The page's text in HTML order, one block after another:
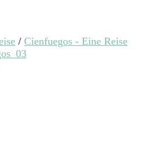
/ Cienfuegos - Eine Reise